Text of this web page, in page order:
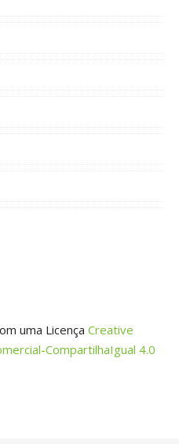
uma Licença Creative
CompartilhaIgual 4.0